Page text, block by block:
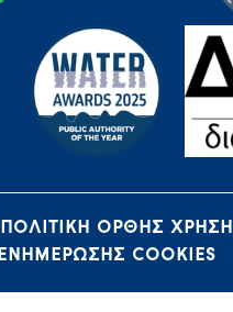
ΠΟΛΙΤΙΚΗ ΟΡΘΗΣ
ΕΝΗΜΕΡΩΣΗΣ COOKIES